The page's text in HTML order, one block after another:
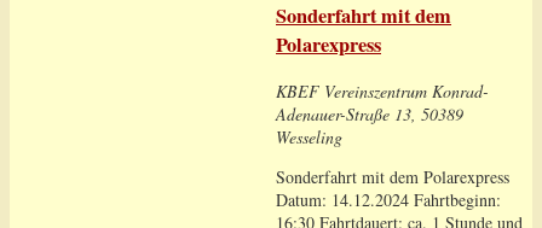
Sonderfahrt mit dem
Polarexpress
KBEF Vereinszentrum Konrad-
Adenauer-Straße 13, 50389
Wesseling
Sonderfahrt mit dem Polarexpress
Datum: 14.12.2024 Fahrtbeginn:
16:30 Fahrtdauert: ca. 1 Stunde und